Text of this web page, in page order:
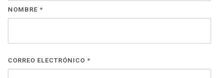
NOMBRE *
CORREO ELECTRÓNICO *